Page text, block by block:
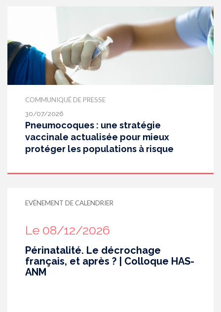
COMMUNIQUÉ DE PRESSE
30/07/2026
Pneumocoques : une stratégie
vaccinale actualisée pour mieux
protéger les populations à risque
EVÉNEMENT DE CALENDRIER
Le 08/12/2026
Périnatalité. Le décrochage
français, et après ? | Colloque HAS-
ANM